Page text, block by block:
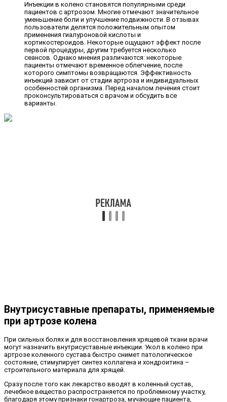
Инъекции в колено становятся популярными среди
пациентов с артрозом. Многие отмечают значительное
уменьшение боли и улучшение подвижности. В отзывах
пользователи делятся положительным опытом
применения гиалуроновой кислоты и
кортикостероидов. Некоторые ощущают эффект после
первой процедуры, другим требуется несколько
сеансов. Однако мнения различаются: некоторые
пациенты отмечают временное облегчение, после
которого симптомы возвращаются. Эффективность
инъекций зависит от стадии артроза и индивидуальных
особенностей организма. Перед началом лечения стоит
проконсультироваться с врачом и обсудить все
варианты.
Внутрисуставные препараты, применяемые
при артрозе колена
При сильных болях и для восстановления хрящевой ткани врачи
могут назначить внутрисуставные инъекции. Укол в колено при
артрозе коленного сустава быстро снимет патологическое
состояние, стимулирует синтез коллагена и хондроитина –
строительного материала для хрящей.
Сразу после того как лекарство вводят в коленный сустав,
лечебное вещество распространяется по проблемному участку,
благодаря этому признаки гонартроза, мучающие пациента,